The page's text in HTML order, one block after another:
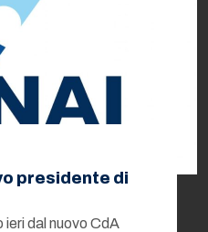
presidente di
dal nuovo CdA